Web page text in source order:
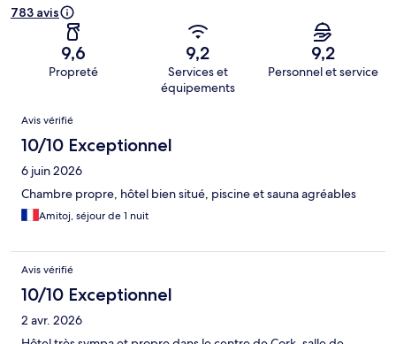
783 avis
9,6
Propreté
9,2
Services et
équipements
9,2
Personnel et service
Avis
Avis vérifié
10/10 Exceptionnel
6 juin 2026
Chambre propre, hôtel bien situé, piscine et sauna agréables
Amitoj, séjour de 1 nuit
Avis vérifié
10/10 Exceptionnel
2 avr. 2026